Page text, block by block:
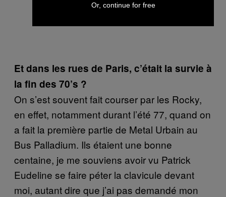
Et dans les rues de Paris, c’était la survie à
la fin des 70’s ?
On s’est souvent fait courser par les Rocky,
en effet, notamment durant l’été 77, quand on
a fait la première partie de Metal Urbain au
Bus Palladium. Ils étaient une bonne
centaine, je me souviens avoir vu Patrick
Eudeline se faire péter la clavicule devant
moi, autant dire que j’ai pas demandé mon
Or, continue for free